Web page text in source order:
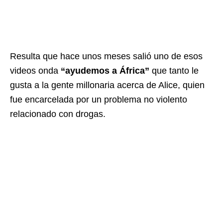
Resulta que hace unos meses salió uno de esos
videos onda “ayudemos a África” que tanto le
gusta a la gente millonaria acerca de Alice, quien
fue encarcelada por un problema no violento
relacionado con drogas.